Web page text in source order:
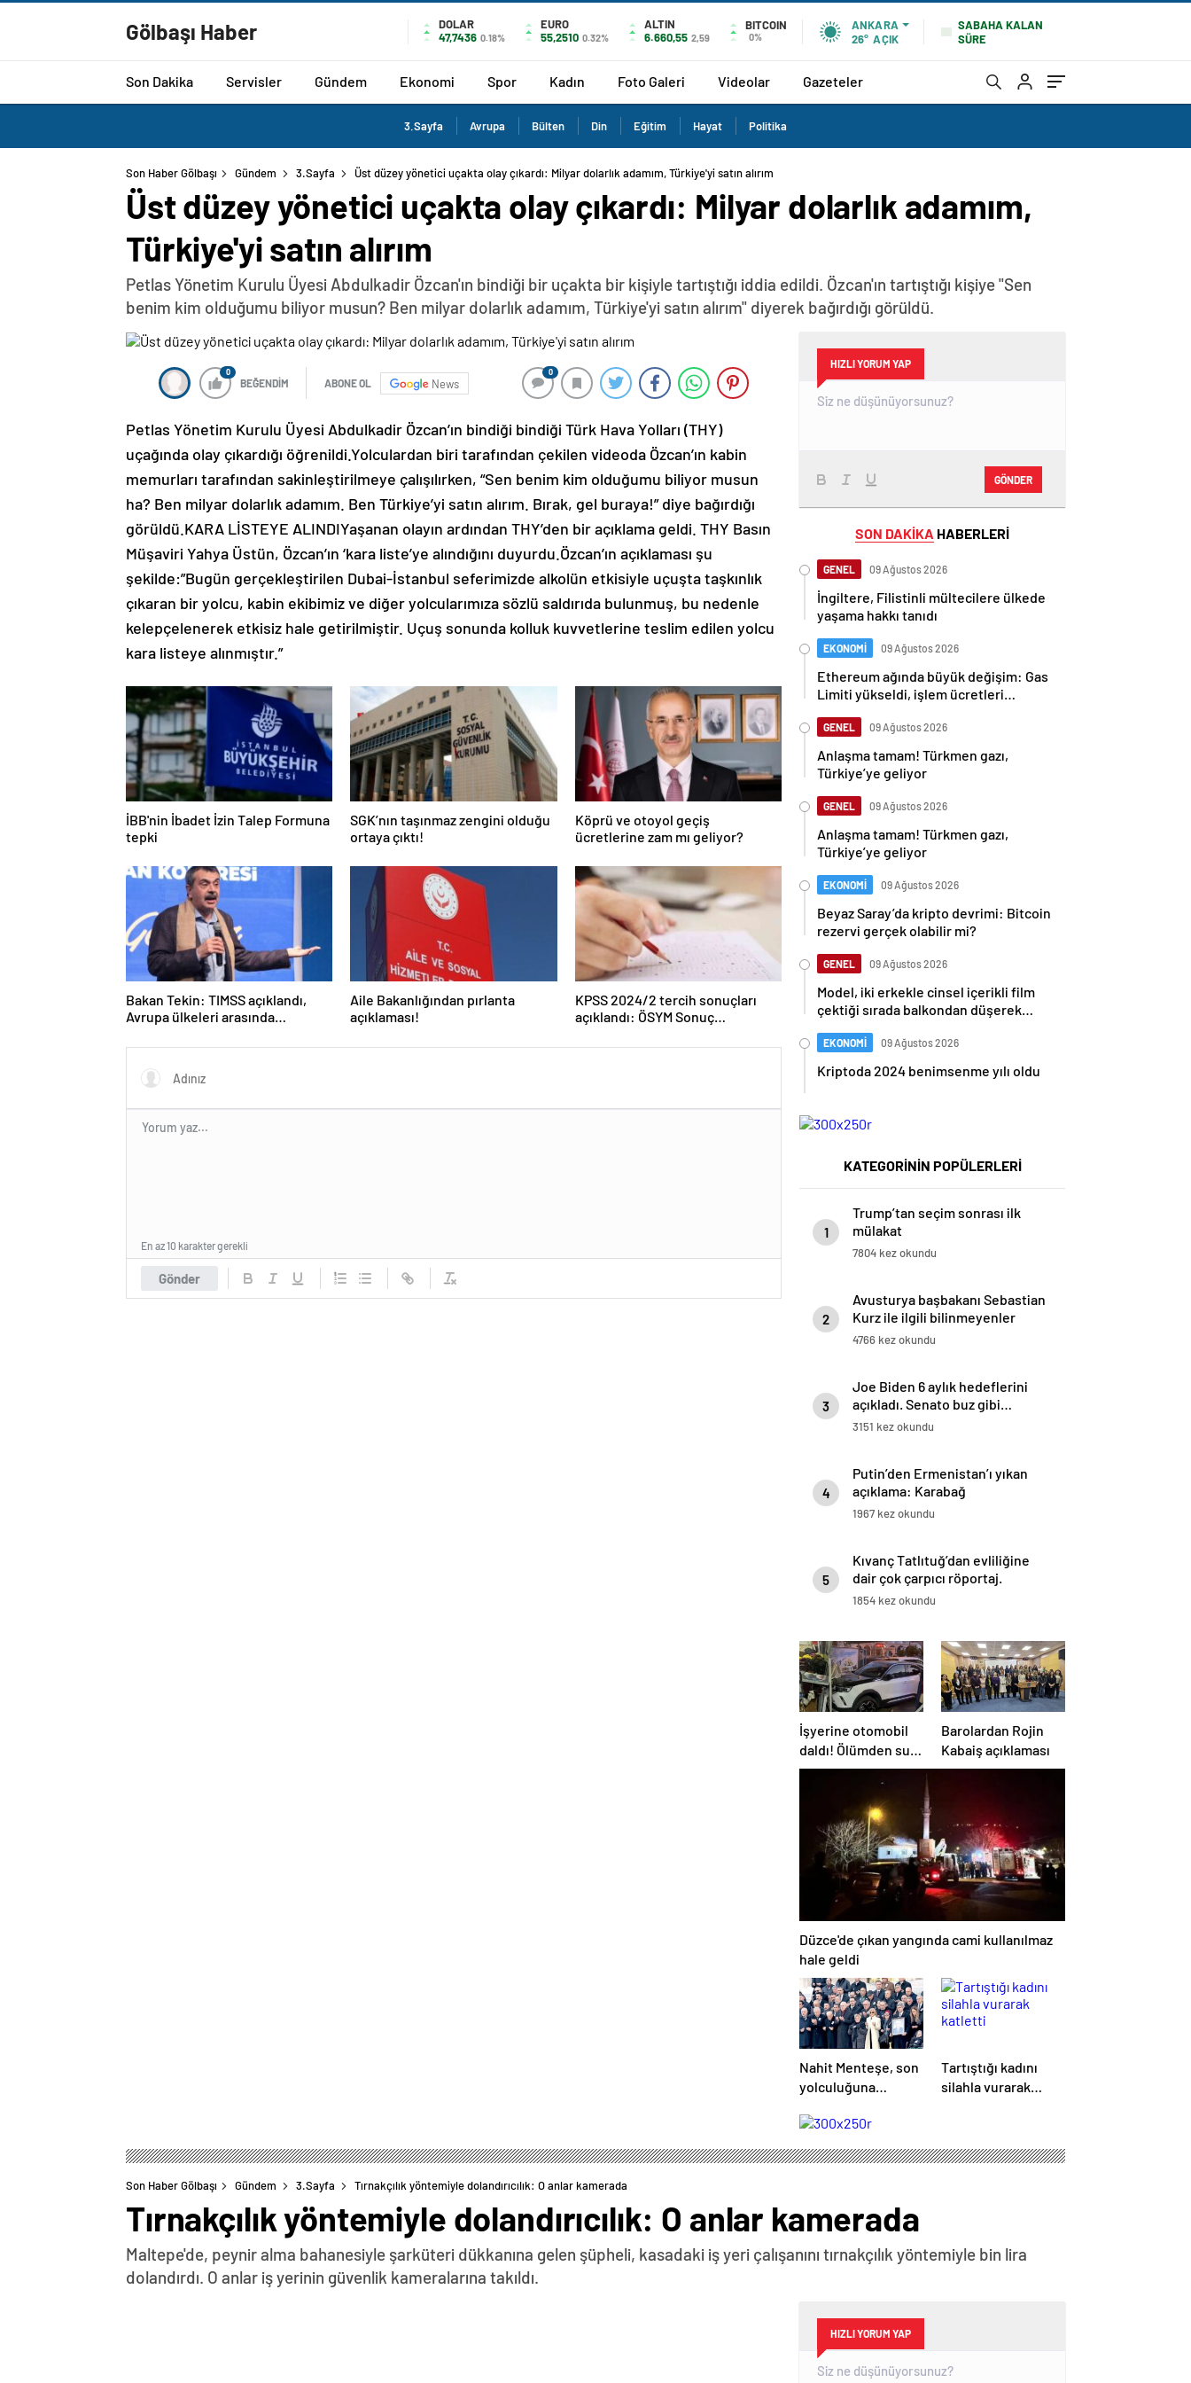
Gölbaşı Haber
DOLAR
47,7436 0.18%
EURO
55,2510 0.32%
ALTIN
6.660,55 2,59
BITCOIN
0%
ANKARA
26° AÇIK
SABAHA KALAN
SÜRE
Son Dakika Servisler Gündem Ekonomi Spor Kadın Foto Galeri Videolar Gazeteler
3.Sayfa Avrupa Bülten Din Eğitim Hayat Politika
Son Haber Gölbaşı Gündem 3.Sayfa Üst düzey yönetici uçakta olay çıkardı: Milyar dolarlık adamım, Türkiye'yi satın alırım
Üst düzey yönetici uçakta olay çıkardı: Milyar dolarlık adamım,
Türkiye'yi satın alırım
Petlas Yönetim Kurulu Üyesi Abdulkadir Özcan'ın bindiği bir uçakta bir kişiyle tartıştığı iddia edildi. Özcan'ın tartıştığı kişiye "Sen
benim kim olduğumu biliyor musun? Ben milyar dolarlık adamım, Türkiye'yi satın alırım" diyerek bağırdığı görüldü.
0
BEĞENDİM ABONE OL News
0
Petlas Yönetim Kurulu Üyesi Abdulkadir Özcan’ın bindiği bindiği Türk Hava Yolları (THY)
uçağında olay çıkardığı öğrenildi.Yolculardan biri tarafından çekilen videoda Özcan’ın kabin
memurları tarafından sakinleştirilmeye çalışılırken, “Sen benim kim olduğumu biliyor musun
ha? Ben milyar dolarlık adamım. Ben Türkiye’yi satın alırım. Bırak, gel buraya!” diye bağırdığı
görüldü.KARA LİSTEYE ALINDIYaşanan olayın ardından THY’den bir açıklama geldi. THY Basın
Müşaviri Yahya Üstün, Özcan’ın ‘kara liste’ye alındığını duyurdu.Özcan’ın açıklaması şu
şekilde:”Bugün gerçekleştirilen Dubai-İstanbul seferimizde alkolün etkisiyle uçuşta taşkınlık
çıkaran bir yolcu, kabin ekibimiz ve diğer yolcularımıza sözlü saldırıda bulunmuş, bu nedenle
kelepçelenerek etkisiz hale getirilmiştir. Uçuş sonunda kolluk kuvvetlerine teslim edilen yolcu
kara listeye alınmıştır.”
İBB'nin İbadet İzin Talep Formuna
tepki
SGK’nın taşınmaz zengini olduğu
ortaya çıktı!
Köprü ve otoyol geçiş
ücretlerine zam mı geliyor?
Bakan Tekin: TIMSS açıklandı,
Avrupa ülkeleri arasında
Aile Bakanlığından pırlanta
açıklaması!
KPSS 2024/2 tercih sonuçları
açıklandı: ÖSYM Sonuç
Gönder
En az 10 karakter gerekli
HIZLI YORUM YAP
GÖNDER
SON DAKİKA HABERLERİ
GENEL 09 Ağustos 2026
İngiltere, Filistinli mültecilere ülkede
yaşama hakkı tanıdı
EKONOMİ 09 Ağustos 2026
Ethereum ağında büyük değişim: Gas
Limiti yükseldi, işlem ücretleri
GENEL 09 Ağustos 2026
Anlaşma tamam! Türkmen gazı,
Türkiye’ye geliyor
GENEL 09 Ağustos 2026
Anlaşma tamam! Türkmen gazı,
Türkiye’ye geliyor
EKONOMİ 09 Ağustos 2026
Beyaz Saray’da kripto devrimi: Bitcoin
rezervi gerçek olabilir mi?
GENEL 09 Ağustos 2026
Model, iki erkekle cinsel içerikli film
çektiği sırada balkondan düşerek
EKONOMİ 09 Ağustos 2026
Kriptoda 2024 benimsenme yılı oldu
KATEGORİNİN POPÜLERLERİ
1
Trump’tan seçim sonrası ilk
mülakat
7804 kez okundu
2
Avusturya başbakanı Sebastian
Kurz ile ilgili bilinmeyenler
4766 kez okundu
3
Joe Biden 6 aylık hedeflerini
açıkladı. Senato buz gibi…
3151 kez okundu
4
Putin’den Ermenistan’ı yıkan
açıklama: Karabağ
Azerbaycan’ın ayrılmaz bir
1967 kez okundu
5
Kıvanç Tatlıtuğ’dan evliliğine
dair çok çarpıcı röportaj.
1854 kez okundu
İşyerine otomobil
daldı! Ölümden sun
anda kurtuldular
Barolardan Rojin
Kabaiş açıklaması
Düzce'de çıkan yangında cami kullanılmaz
hale geldi
Nahit Menteşe, son
yolculuğuna
Tartıştığı kadını
silahla vurarak
Son Haber Gölbaşı Gündem 3.Sayfa Tırnakçılık yöntemiyle dolandırıcılık: O anlar kamerada
Tırnakçılık yöntemiyle dolandırıcılık: O anlar kamerada
Maltepe'de, peynir alma bahanesiyle şarküteri dükkanına gelen şüpheli, kasadaki iş yeri çalışanını tırnakçılık yöntemiyle bin lira
dolandırdı. O anlar iş yerinin güvenlik kameralarına takıldı.
HIZLI YORUM YAP